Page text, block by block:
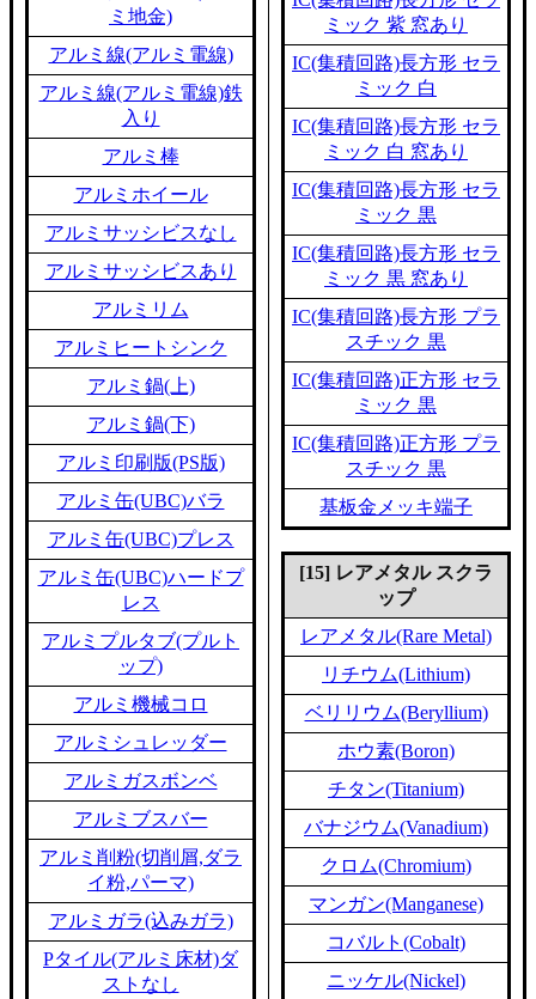
ミ地金)
アルミ線(アルミ電線)
アルミ線(アルミ電線)鉄
入り
アルミ棒
アルミホイール
アルミサッシビスなし
アルミサッシビスあり
アルミリム
アルミヒートシンク
アルミ鍋(上)
アルミ鍋(下)
アルミ印刷版(PS版)
アルミ缶(UBC)バラ
アルミ缶(UBC)プレス
アルミ缶(UBC)ハードプ
レス
アルミプルタブ(プルト
ップ)
アルミ機械コロ
アルミシュレッダー
アルミガスボンベ
アルミブスバー
アルミ削粉(切削屑,ダラ
イ粉,パーマ)
アルミガラ(込みガラ)
Pタイル(アルミ床材)ダ
ストなし
ミック 紫 窓あり
IC(集積回路)長方形 セラ
ミック 白
IC(集積回路)長方形 セラ
ミック 白 窓あり
IC(集積回路)長方形 セラ
ミック 黒
IC(集積回路)長方形 セラ
ミック 黒 窓あり
IC(集積回路)長方形 プラ
スチック 黒
IC(集積回路)正方形 セラ
ミック 黒
IC(集積回路)正方形 プラ
スチック 黒
基板金メッキ端子
[15] レアメタル スクラ
ップ
レアメタル(Rare Metal)
リチウム(Lithium)
ベリリウム(Beryllium)
ホウ素(Boron)
チタン(Titanium)
バナジウム(Vanadium)
クロム(Chromium)
マンガン(Manganese)
コバルト(Cobalt)
ニッケル(Nickel)